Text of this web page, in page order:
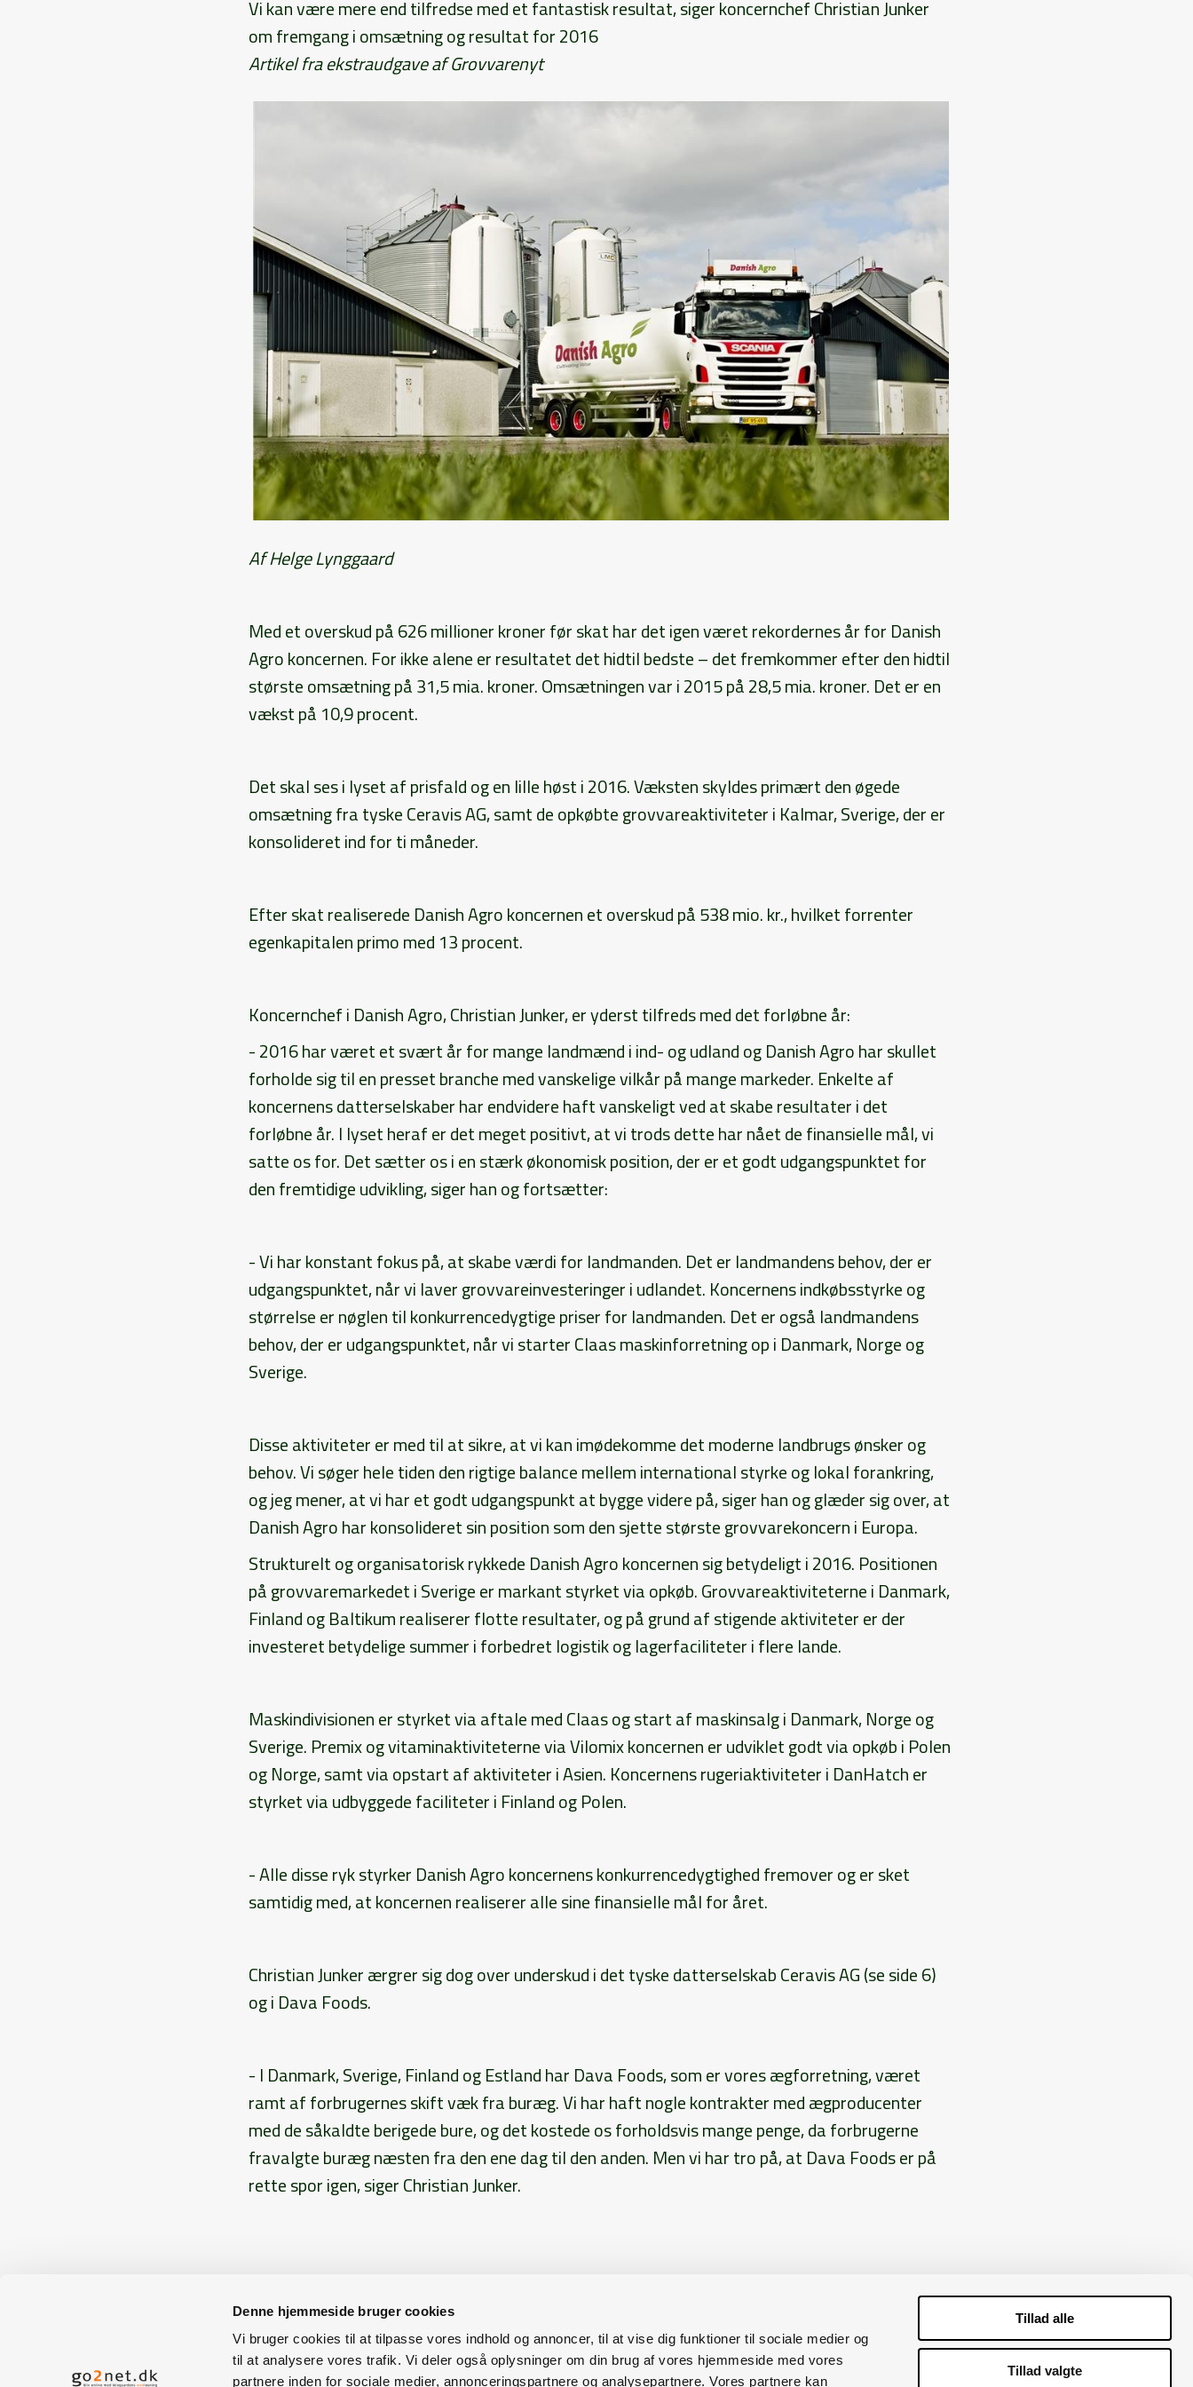
Denne hjemmeside bruger cookies
Vi bruger cookies til at tilpasse vores indhold og annoncer, til at vise dig funktioner til sociale medier og
til at analysere vores trafik. Vi deler også oplysninger om din brug af vores hjemmeside med vores
partnere inden for sociale medier, annonceringspartnere og analysepartnere. Vores partnere kan
Tillad alle
Tillad valgte
Vi kan være mere end tilfredse med et fantastisk resultat, siger koncernchef Christian Junker
om fremgang i omsætning og resultat for 2016
Artikel fra ekstraudgave af Grovvarenyt
Af Helge Lynggaard
Med et overskud på 626 millioner kroner før skat har det igen været rekordernes år for Danish
Agro koncernen. For ikke alene er resultatet det hidtil bedste – det fremkommer efter den hidtil
største omsætning på 31,5 mia. kroner. Omsætningen var i 2015 på 28,5 mia. kroner. Det er en
vækst på 10,9 procent.
Det skal ses i lyset af prisfald og en lille høst i 2016. Væksten skyldes primært den øgede
omsætning fra tyske Ceravis AG, samt de opkøbte grovvareaktiviteter i Kalmar, Sverige, der er
konsolideret ind for ti måneder.
Efter skat realiserede Danish Agro koncernen et overskud på 538 mio. kr., hvilket forrenter
egenkapitalen primo med 13 procent.
Koncernchef i Danish Agro, Christian Junker, er yderst tilfreds med det forløbne år:
- 2016 har været et svært år for mange landmænd i ind- og udland og Danish Agro har skullet
forholde sig til en presset branche med vanskelige vilkår på mange markeder. Enkelte af
koncernens datterselskaber har endvidere haft vanskeligt ved at skabe resultater i det
forløbne år. I lyset heraf er det meget positivt, at vi trods dette har nået de finansielle mål, vi
satte os for. Det sætter os i en stærk økonomisk position, der er et godt udgangspunktet for
den fremtidige udvikling, siger han og fortsætter:
- Vi har konstant fokus på, at skabe værdi for landmanden. Det er landmandens behov, der er
udgangspunktet, når vi laver grovvareinvesteringer i udlandet. Koncernens indkøbsstyrke og
størrelse er nøglen til konkurrencedygtige priser for landmanden. Det er også landmandens
behov, der er udgangspunktet, når vi starter Claas maskinforretning op i Danmark, Norge og
Sverige.
Disse aktiviteter er med til at sikre, at vi kan imødekomme det moderne landbrugs ønsker og
behov. Vi søger hele tiden den rigtige balance mellem international styrke og lokal forankring,
og jeg mener, at vi har et godt udgangspunkt at bygge videre på, siger han og glæder sig over, at
Danish Agro har konsolideret sin position som den sjette største grovvarekoncern i Europa.
Strukturelt og organisatorisk rykkede Danish Agro koncernen sig betydeligt i 2016. Positionen
på grovvaremarkedet i Sverige er markant styrket via opkøb. Grovvareaktiviteterne i Danmark,
Finland og Baltikum realiserer flotte resultater, og på grund af stigende aktiviteter er der
investeret betydelige summer i forbedret logistik og lagerfaciliteter i flere lande.
Maskindivisionen er styrket via aftale med Claas og start af maskinsalg i Danmark, Norge og
Sverige. Premix og vitaminaktiviteterne via Vilomix koncernen er udviklet godt via opkøb i Polen
og Norge, samt via opstart af aktiviteter i Asien. Koncernens rugeriaktiviteter i DanHatch er
styrket via udbyggede faciliteter i Finland og Polen.
- Alle disse ryk styrker Danish Agro koncernens konkurrencedygtighed fremover og er sket
samtidig med, at koncernen realiserer alle sine finansielle mål for året.
Christian Junker ærgrer sig dog over underskud i det tyske datterselskab Ceravis AG (se side 6)
og i Dava Foods.
- I Danmark, Sverige, Finland og Estland har Dava Foods, som er vores ægforretning, været
ramt af forbrugernes skift væk fra buræg. Vi har haft nogle kontrakter med ægproducenter
med de såkaldte berigede bure, og det kostede os forholdsvis mange penge, da forbrugerne
fravalgte buræg næsten fra den ene dag til den anden. Men vi har tro på, at Dava Foods er på
rette spor igen, siger Christian Junker.
< tilbage
Pressebureauet Aarhus Agro Food Park 15 8200 Aarhus N + 45 5393 7760